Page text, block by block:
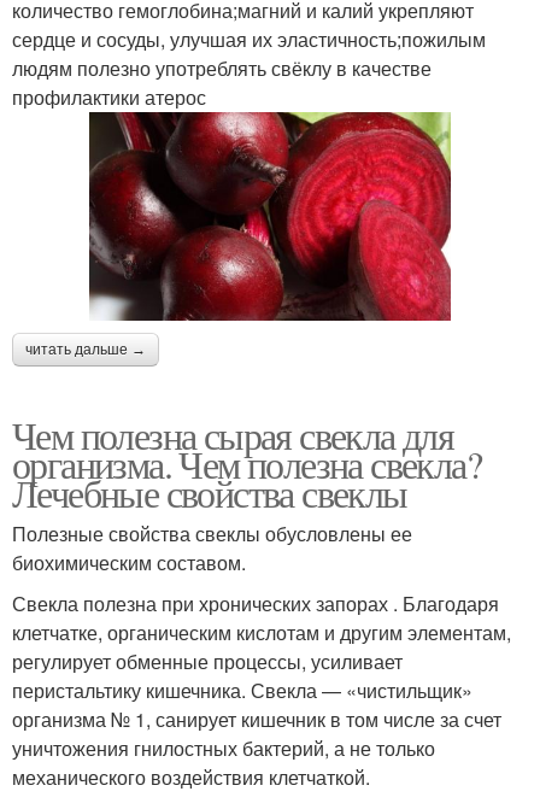
количество гемоглобина;магний и калий укрепляют
сердце и сосуды, улучшая их эластичность;пожилым
людям полезно употреблять свёклу в качестве
профилактики атерос
читать дальше →
Чем полезна сырая свекла для
организма. Чем полезна свекла?
Лечебные свойства свеклы
Полезные свойства свеклы обусловлены ее
биохимическим составом.
Свекла полезна при хронических запорах . Благодаря
клетчатке, органическим кислотам и другим элементам,
регулирует обменные процессы, усиливает
перистальтику кишечника. Свекла — «чистильщик»
организма № 1, санирует кишечник в том числе за счет
уничтожения гнилостных бактерий, а не только
механического воздействия клетчаткой.